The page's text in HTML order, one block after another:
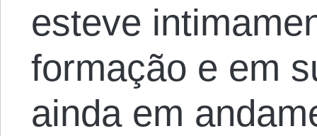
esteve
formação e em
ainda em